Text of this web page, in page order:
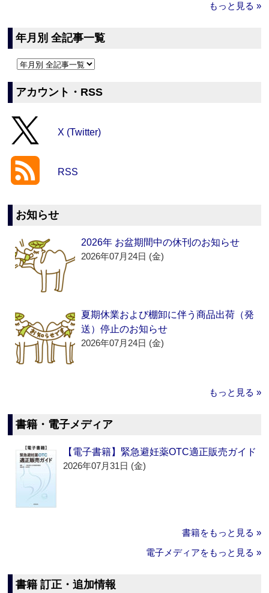
もっと見る »
年月別 全記事一覧
アカウント・RSS
X (Twitter)
RSS
お知らせ
2026年 お盆期間中の休刊のお知らせ
2026年07月24日 (金)
夏期休業および棚卸に伴う商品出荷（発
送）停止のお知らせ
2026年07月24日 (金)
もっと見る »
書籍・電子メディア
【電子書籍】緊急避妊薬OTC適正販売ガイド
2026年07月31日 (金)
書籍をもっと見る »
電子メディアをもっと見る »
書籍 訂正・追加情報